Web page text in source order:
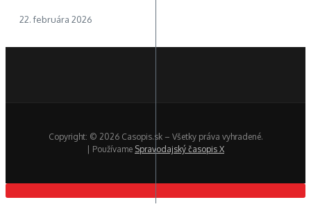
22. februára 2026
Copyright: © 2026 Casopis.sk – Všetky práva vyhradené.
| Používame Spravodajský časopis X